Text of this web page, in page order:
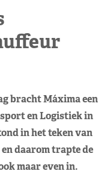
bracht Máxima een
en Logistiek in
in het teken van
daarom trapte de
maar even in.